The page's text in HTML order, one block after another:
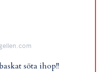
söta ihop!!